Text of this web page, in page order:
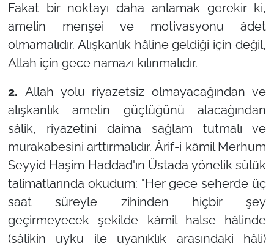
Fakat bir noktayı daha anlamak gerekir ki,
amelin menşei ve motivasyonu âdet
olmamalıdır. Alışkanlık hâline geldiği için değil,
Allah için gece namazı kılınmalıdır.
2. Allah yolu riyazetsiz olmayacağından ve
alışkanlık amelin güçlüğünü alacağından
sâlik, riyazetini daima sağlam tutmalı ve
murakabesini arttırmalıdır. Ârif-i kâmil Merhum
Seyyid Haşim Haddad'ın Üstada yönelik sülûk
talimatlarında okudum: "Her gece seherde üç
saat süreyle zihinden hiçbir şey
geçirmeyecek şekilde kâmil halse hâlinde
(sâlikin uyku ile uyanıklık arasındaki hâli)